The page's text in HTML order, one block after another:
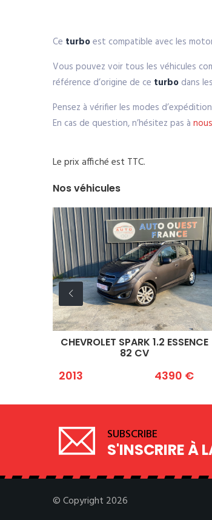
Ce turboest compatible avec les
Vous pouvez voir tous les véhicules
référence d’origine de ce turbo dans
Pensez à vérifier les modes
En cas de question, n’hésitez pas à
Le prix affiché est TTC.
Nos véhicules
CHEVROLET SPARK 1.2 ESSENCE
2011
SUBSCRIBE
S'INSCRIRE À
© Copyright 2026